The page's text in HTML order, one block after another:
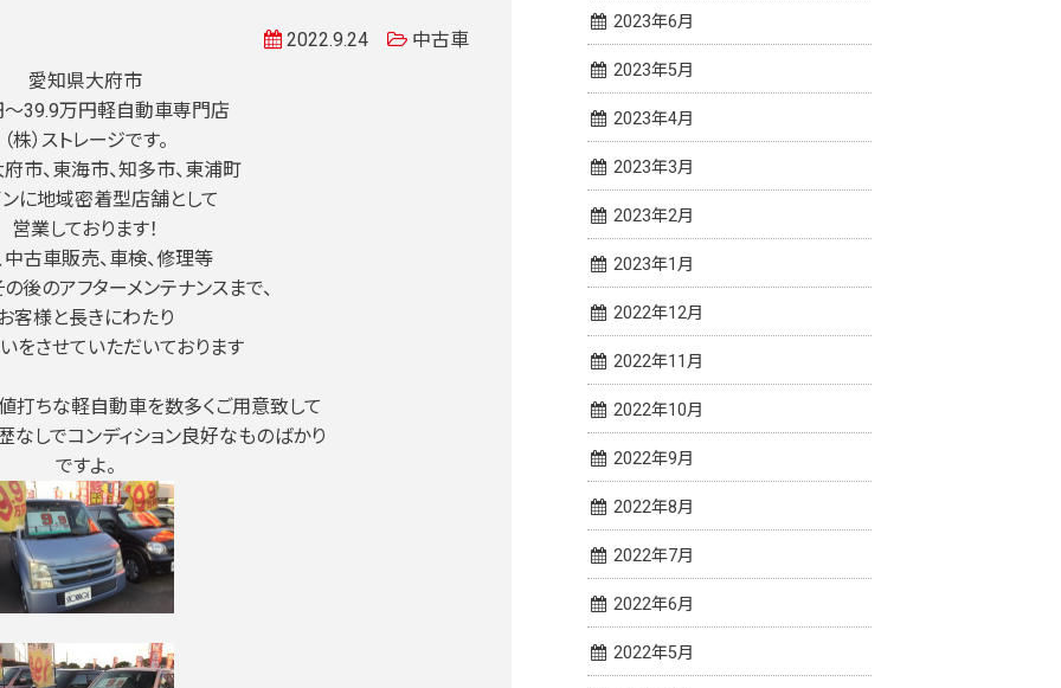
2022.9.24
中古車
愛知県大府市
39.9万円軽自動車専門店
（株）ストレージです。
市、東海市、知多市、東浦町
に地域密着型店舗として
営業しております！
中古車販売、車検、修理等
後のアフターメンテナンスまで、
客様と長きにわたり
をさせていただいております
打ちな軽自動車を数多くご用意致して
なしでコンディション良好なものばかり
ですよ。
2023年6月
2023年5月
2023年4月
2023年3月
2023年2月
2023年1月
2022年12月
2022年11月
2022年10月
2022年9月
2022年8月
2022年7月
2022年6月
2022年5月